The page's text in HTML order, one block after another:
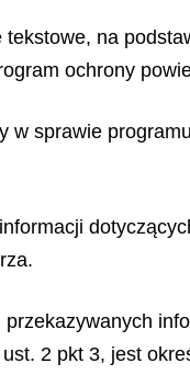
tekstowe, na
ochrony
w sprawie
przekazywanych
2 pkt 3, jest